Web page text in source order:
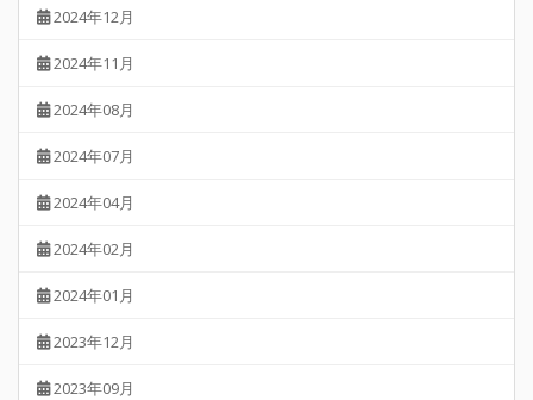
2024年12月
2024年11月
2024年08月
2024年07月
2024年04月
2024年02月
2024年01月
2023年12月
2023年09月